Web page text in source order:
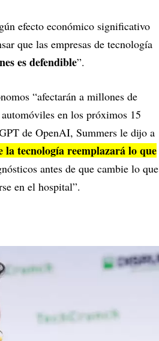
efecto económico significativo
que las empresas de tecnología
es defendible”.
“afectarán a millones de
en los próximos 15
de OpenAI, Summers le dijo a
la tecnología reemplazará lo que
antes de que cambie lo que
en el hospital”.